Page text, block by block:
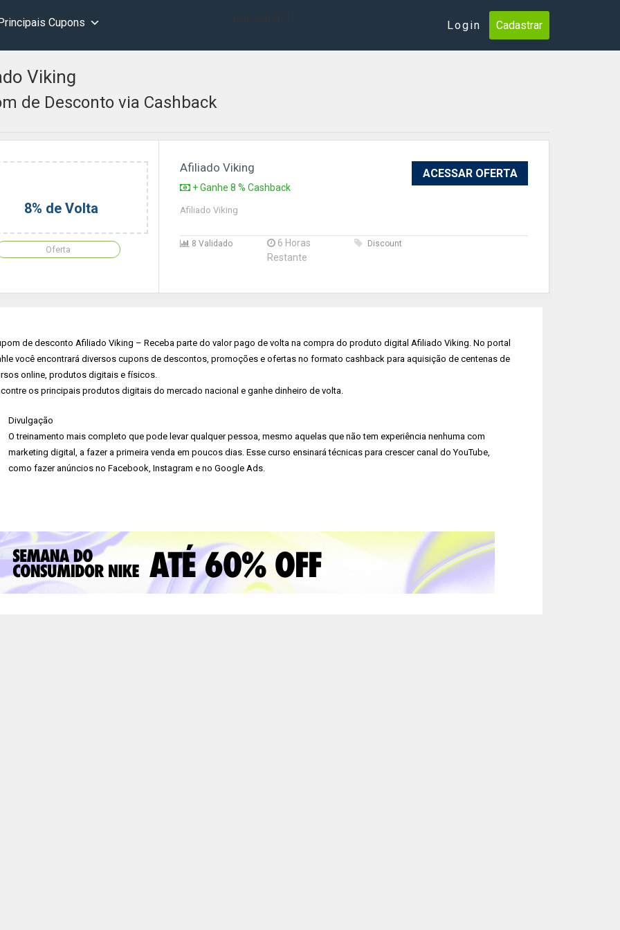
Cupons Login Cadastrar
Viking
de Desconto via Cashback
8% de Volta
Oferta
Afiliado Viking
+ Ganhe 8 % Cashback
ACESSAR OFERTA
Afiliado Viking
8 Validado
6 Horas
Restante
Discount
de desconto Afiliado Viking – Receba parte do valor pago de volta na compra do produto digital Afiliado Viking. No portal
você encontrará diversos cupons de descontos, promoções e ofertas no formato cashback para aquisição de centenas de
online, produtos digitais e físicos.
os principais produtos digitais do mercado nacional e ganhe dinheiro de volta.
Divulgação
O treinamento mais completo que pode levar qualquer pessoa, mesmo aquelas que não tem experiência nenhuma com
marketing digital, a fazer a primeira venda em poucos dias. Esse curso ensinará técnicas para crescer canal do YouTube,
como fazer anúncios no Facebook, Instagram e no Google Ads.